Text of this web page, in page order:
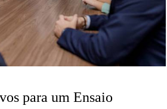
para um Ensaio